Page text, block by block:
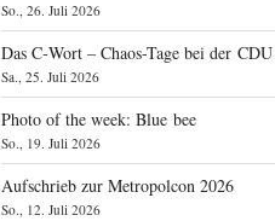
So., 26. Juli 2026
Das C‑Wort – Chaos-Tage bei der CDU
Sa., 25. Juli 2026
Photo of the week: Blue bee
So., 19. Juli 2026
Aufschrieb zur Metropolcon 2026
So., 12. Juli 2026